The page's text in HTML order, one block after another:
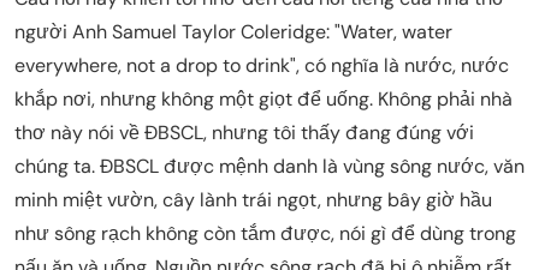
người Anh Samuel Taylor Coleridge: "Water, water
everywhere, not a drop to drink", có nghĩa là nước, nước
khắp nơi, nhưng không một giọt để uống. Không phải nhà
thơ này nói về ĐBSCL, nhưng tôi thấy đang đúng với
chúng ta. ĐBSCL được mệnh danh là vùng sông nước, văn
minh miệt vườn, cây lành trái ngọt, nhưng bây giờ hầu
như sông rạch không còn tắm được, nói gì để dùng trong